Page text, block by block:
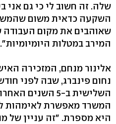
שלה. זה חשוב לי כי גם אני
השקעה כדאית משום
שאוהבים את מקום
המירב במטלות היומיומיות".
אלינור מנחם, המזכירה
נחום פינברג, שבה לפני
השלישית ב-5
המשרד מאפשרת לאימהות
היא מספרת. "זה עניין של